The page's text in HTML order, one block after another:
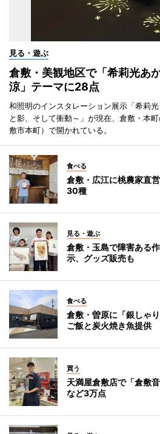
見る・遊ぶ
倉敷・美観地区で「希莉光
涼」テーマに28点
和照明のインスタレーション展示「希莉
と影、そして衝動～」が現在、倉敷・本
敷市本町）で開かれている。
食べる
倉敷・広江に桃農家直
30種
見る・遊ぶ
倉敷・玉島で障害ある
示、グッズ販売も
食べる
倉敷・曽原に「銀しゃ
ご飯と炭火焼き魚提供
買う
天満屋倉敷店で「倉敷
など3万点